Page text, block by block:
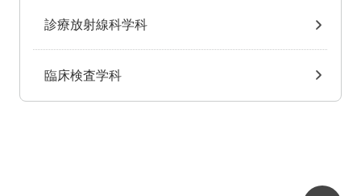
診療放射線科学科
臨床検査学科